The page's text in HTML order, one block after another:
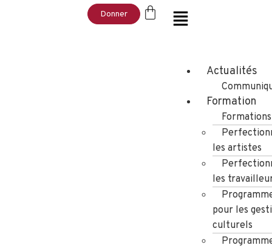
Donner
Actualités
Formation
les artistes
les
pour les
culturels